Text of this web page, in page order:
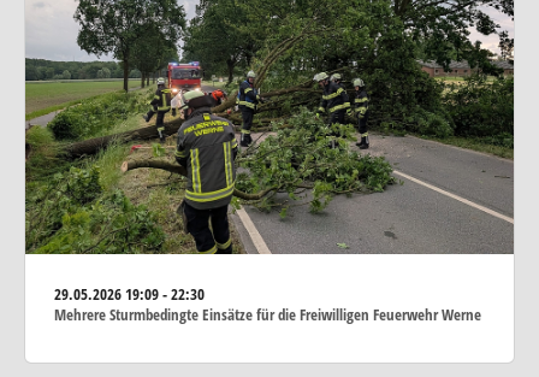
29.05.202619:09 - 22:30
Mehrere Sturmbedingte Einsätze für die Freiwilligen Feuerwehr Werne